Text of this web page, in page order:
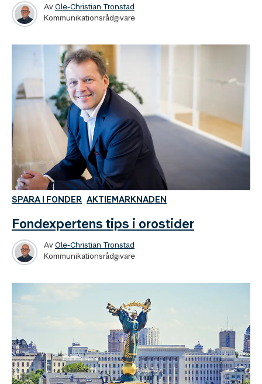
AvOle-Christian Tronstad
Kommunikationsrådgivare
SPARA I FONDER AKTIEMARKNADEN
Fondexpertens tips i orostider
AvOle-Christian Tronstad
Kommunikationsrådgivare